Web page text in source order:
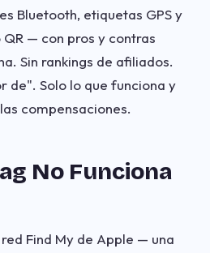
Bluetooth, etiquetas GPS y
— con pros y contras
Sin rankings de afiliados.
de". Solo lo que funciona y
compensaciones.
No Funciona
Find My de Apple — una